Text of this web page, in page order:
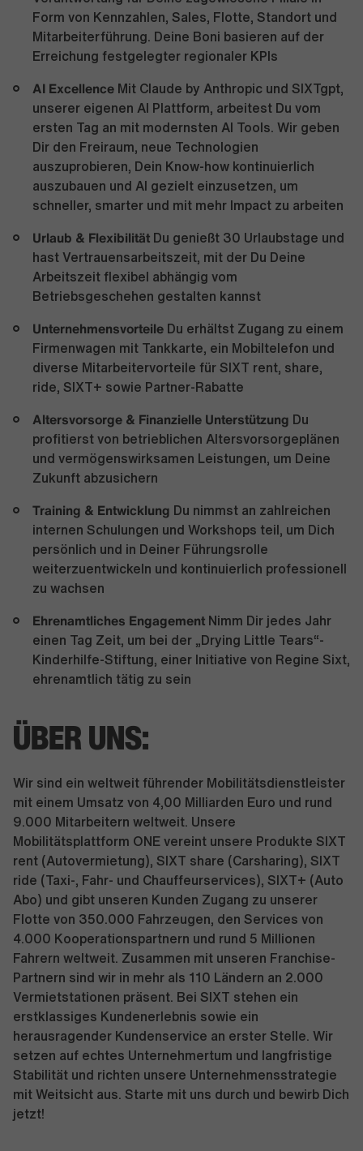
Form von Kennzahlen, Sales, Flotte, Standort und
Mitarbeiterführung. Deine Boni basieren auf der
Erreichung festgelegter regionaler KPIs
AI Excellence Mit Claude by Anthropic und SIXTgpt,
unserer eigenen AI Plattform, arbeitest Du vom
ersten Tag an mit modernsten AI Tools. Wir geben
Dir den Freiraum, neue Technologien
auszuprobieren, Dein Know-how kontinuierlich
auszubauen und AI gezielt einzusetzen, um
schneller, smarter und mit mehr Impact zu arbeiten
Urlaub & Flexibilität Du genießt 30 Urlaubstage und
hast Vertrauensarbeitszeit, mit der Du Deine
Arbeitszeit flexibel abhängig vom
Betriebsgeschehen gestalten kannst
Unternehmensvorteile Du erhältst Zugang zu einem
Firmenwagen mit Tankkarte, ein Mobiltelefon und
diverse Mitarbeitervorteile für SIXT rent, share,
ride, SIXT+ sowie Partner-Rabatte
Altersvorsorge & Finanzielle Unterstützung Du
profitierst von betrieblichen Altersvorsorgeplänen
und vermögenswirksamen Leistungen, um Deine
Zukunft abzusichern
Training & Entwicklung Du nimmst an zahlreichen
internen Schulungen und Workshops teil, um Dich
persönlich und in Deiner Führungsrolle
weiterzuentwickeln und kontinuierlich professionell
zu wachsen
Ehrenamtliches Engagement Nimm Dir jedes Jahr
einen Tag Zeit, um bei der „Drying Little Tears“-
Kinderhilfe-Stiftung, einer Initiative von Regine Sixt,
ehrenamtlich tätig zu sein
ÜBER UNS:
Wir sind ein weltweit führender Mobilitätsdienstleister
mit einem Umsatz von 4,00 Milliarden Euro und rund
9.000 Mitarbeitern weltweit. Unsere
Mobilitätsplattform ONE vereint unsere Produkte SIXT
rent (Autovermietung), SIXT share (Carsharing), SIXT
ride (Taxi-, Fahr- und Chauffeurservices), SIXT+ (Auto
Abo) und gibt unseren Kunden Zugang zu unserer
Flotte von 350.000 Fahrzeugen, den Services von
4.000 Kooperationspartnern und rund 5 Millionen
Fahrern weltweit. Zusammen mit unseren Franchise-
Partnern sind wir in mehr als 110 Ländern an 2.000
Vermietstationen präsent. Bei SIXT stehen ein
erstklassiges Kundenerlebnis sowie ein
herausragender Kundenservice an erster Stelle. Wir
setzen auf echtes Unternehmertum und langfristige
Stabilität und richten unsere Unternehmensstrategie
mit Weitsicht aus. Starte mit uns durch und bewirb Dich
jetzt!